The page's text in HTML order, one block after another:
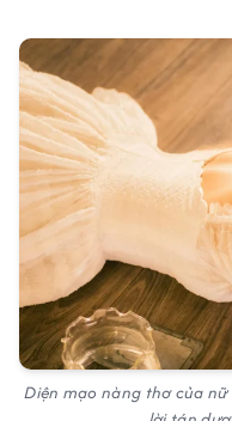
Diện mạo nàng thơ của